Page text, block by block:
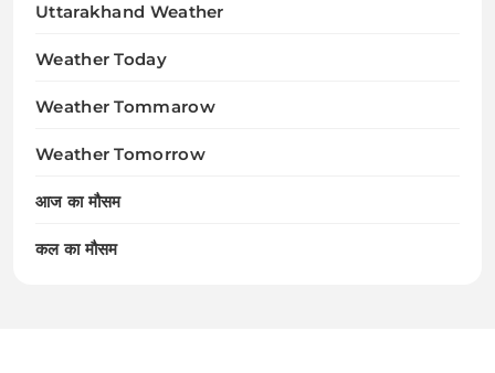
Uttarakhand Weather
Weather Today
Weather Tommarow
Weather Tomorrow
आज का मौसम
कल का मौसम